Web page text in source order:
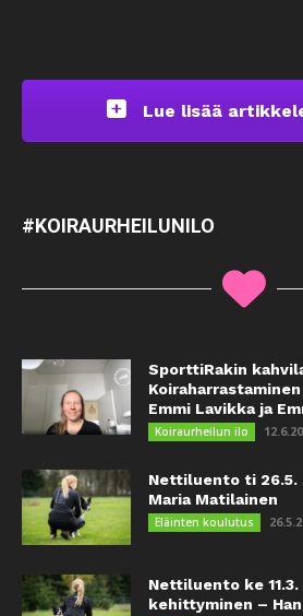
Lue lisää
#KOIRAURHEILUNILO
SporttiRakin
Emmi Lavikka ja
Koiraurheilun ilo
Nettiluento ti 26.5.
Maria Matilainen
Eläinten koulutus
Nettiluento ke 11.3.
kehittyminen –